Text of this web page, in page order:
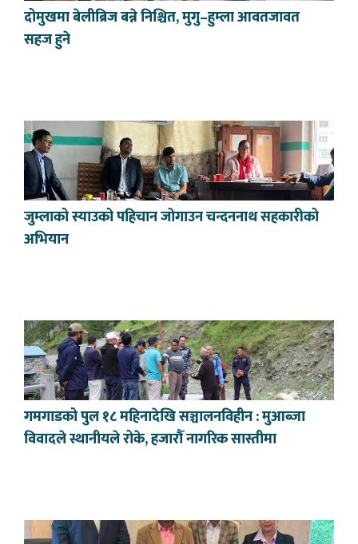
दोमुखमा बेलीब्रिज बन्ने निश्चित, मुगु–हुम्ला आवतजावत
सहज हुने
जुम्लाको स्याउको पहिचान जोगाउन चन्दननाथ सहकारीको
अभियान
गमगाडको पुल १८ महिनादेखि सञ्चालनविहीन : मुआब्जा
विवादले स्थानीयले रोके, हजारौँ नागरिक सास्तीमा